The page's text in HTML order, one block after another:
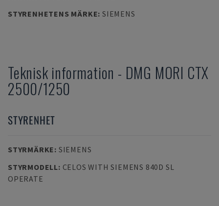
STYRENHETENS MÄRKE: SIEMENS
Teknisk information - DMG MORI CTX
2500/1250
STYRENHET
STYRMÄRKE: SIEMENS
STYRMODELL: CELOS WITH SIEMENS 840D SL
OPERATE